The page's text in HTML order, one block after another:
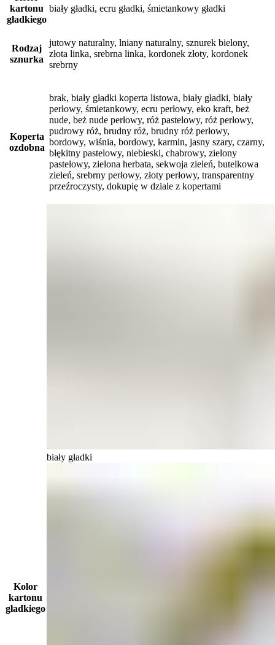
kartonu
gładkiego
biały gładki, ecru gładki, śmietankowy gładki
Rodzaj
sznurka
jutowy naturalny, lniany naturalny, sznurek bielony,
złota linka, srebrna linka, kordonek złoty, kordonek
srebrny
Koperta
ozdobna
brak, biały gładki koperta listowa, biały gładki, biały
perłowy, śmietankowy, ecru perłowy, eko kraft, beż
nude, beż nude perłowy, róż pastelowy, róż perłowy,
pudrowy róż, brudny róż, brudny róż perłowy,
bordowy, wiśnia, bordowy, karmin, jasny szary, czarny,
błękitny pastelowy, niebieski, chabrowy, zielony
pastelowy, zielona herbata, sekwoja zieleń, butelkowa
zieleń, srebrny perłowy, złoty perłowy, transparentny
przeźroczysty, dokupię w dziale z kopertami
Kolor
kartonu
gładkiego
biały gładki